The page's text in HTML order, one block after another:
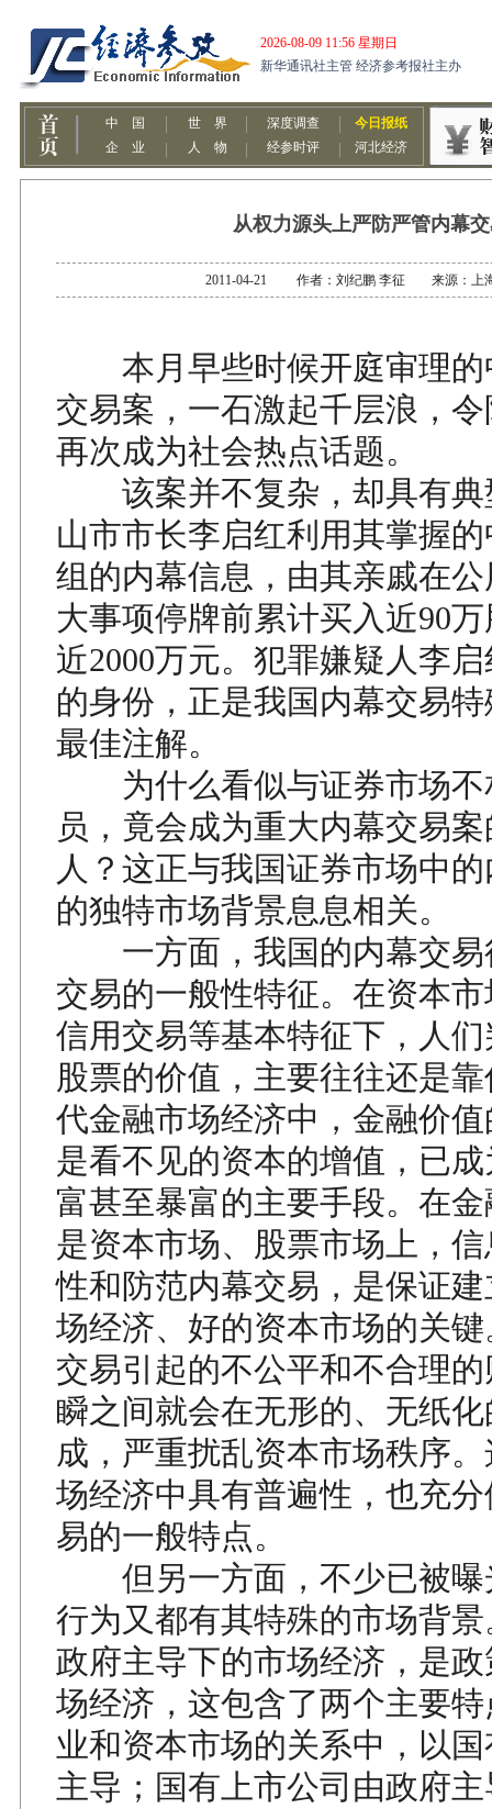
从权力源头上严防严管内幕
2011-04-21 作者：刘纪鹏 李征 来源：上
本月早些时候开庭审理的
交易案，一石激起千层浪，
再次成为社会热点话题。
该案并不复杂，却具有典
山市市长李启红利用其掌握
组的内幕信息，由其亲戚在
大事项停牌前累计买入近90
近2000万元。犯罪嫌疑人李
的身份，正是我国内幕交易
最佳注解。
为什么看似与证券市场不
员，竟会成为重大内幕交易
人？这正与我国证券市场中
的独特市场背景息息相关。
一方面，我国的内幕交易
交易的一般性特征。在资本
信用交易等基本特征下，人
股票的价值，主要往往还是
代金融市场经济中，金融价
是看不见的资本的增值，已
富甚至暴富的主要手段。在
是资本市场、股票市场上，
性和防范内幕交易，是保证
场经济、好的资本市场的关
交易引起的不公平和不合理
瞬之间就会在无形的、无纸
成，严重扰乱资本市场秩序
场经济中具有普遍性，也充
易的一般特点。
但另一方面，不少已被曝
行为又都有其特殊的市场背
政府主导下的市场经济，是
场经济，这包含了两个主要
业和资本市场的关系中，以
主导；国有上市公司由政府